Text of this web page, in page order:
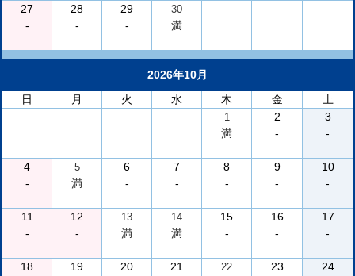
27
-
28
-
29
-
30
満
2026年10月
日
月 火 水 木 金 土
1
満
2
-
3
-
4
-
5
満
6
-
7
-
8
-
9
-
10
-
11
-
12
-
13
満
14
満
15
-
16
-
17
-
18
19
20
21
22
23
24